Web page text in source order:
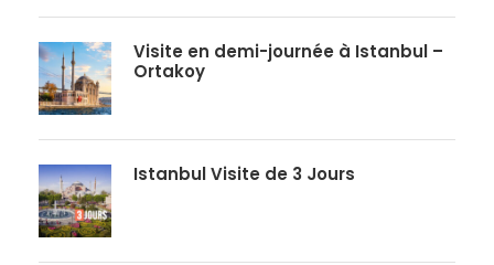
Visite en demi-journée à Istanbul –
Ortakoy
Istanbul Visite de 3 Jours